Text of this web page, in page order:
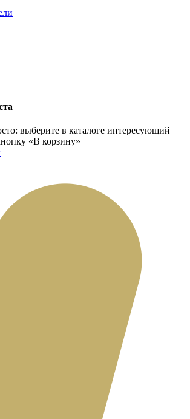
выберите в каталоге интересующий
«В корзину»